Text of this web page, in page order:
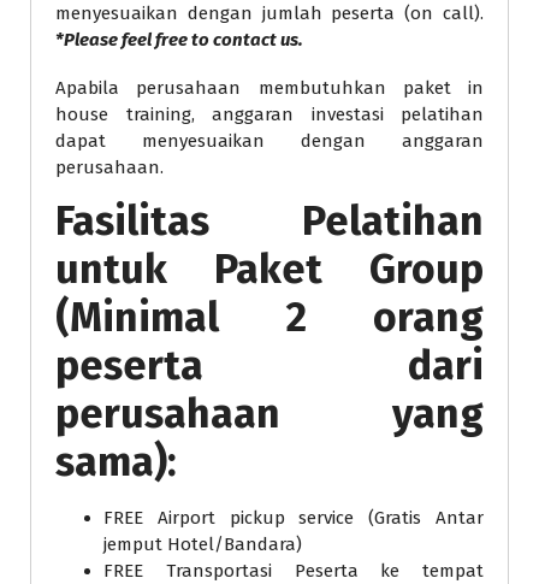
menyesuaikan dengan jumlah peserta (on call).
*Please feel free to contact us.
Apabila perusahaan membutuhkan paket in
house training, anggaran investasi pelatihan
dapat menyesuaikan dengan anggaran
perusahaan.
Fasilitas Pelatihan
untuk Paket Group
(Minimal 2 orang
peserta dari
perusahaan yang
sama):
FREE Airport pickup service (Gratis Antar
jemput Hotel/Bandara)
FREE Transportasi Peserta ke tempat